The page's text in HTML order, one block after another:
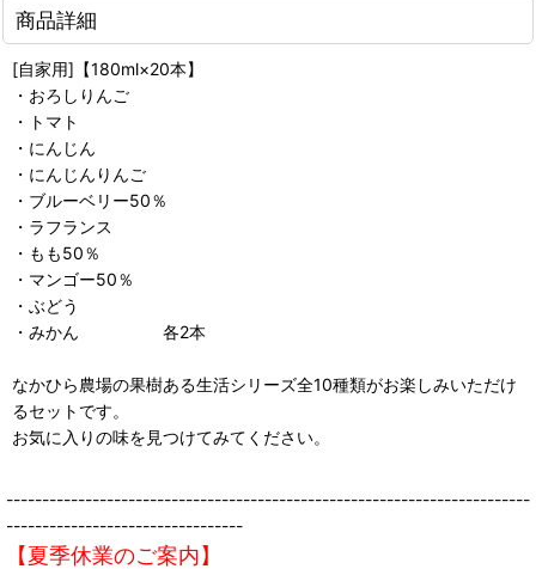
商品詳細
[自家用]【180ml×20本】
・おろしりんご
・トマト
・にんじん
・にんじんりんご
・ブルーベリー50％
・ラフランス
・もも50％
・マンゴー50％
・ぶどう
・みかん 各2本
なかひら農場の果樹ある生活シリーズ全10種類がお楽しみいただけ
るセットです。
お気に入りの味を見つけてみてください。
-------------------------------------------------------------------------
---------------------------------
【夏季休業のご案内】